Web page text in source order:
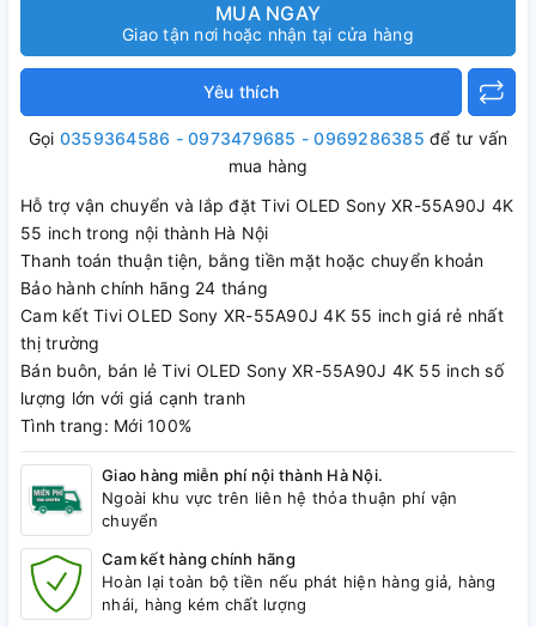
MUA NGAY
Giao tận nơi hoặc nhận tại cửa hàng
Yêu thích
Gọi 0359364586 - 0973479685 - 0969286385 để tư vấn
mua hàng
Hỗ trợ vận chuyển và lắp đặt Tivi OLED Sony XR-55A90J 4K
55 inch trong nội thành Hà Nội
Thanh toán thuận tiện, bằng tiền mặt hoặc chuyển khoản
Bảo hành chính hãng 24 tháng
Cam kết Tivi OLED Sony XR-55A90J 4K 55 inch giá rẻ nhất
thị trường
Bán buôn, bán lẻ Tivi OLED Sony XR-55A90J 4K 55 inch số
lượng lớn với giá cạnh tranh
Tình trang: Mới 100%
Giao hàng miễn phí nội thành Hà Nội.
Ngoài khu vực trên liên hệ thỏa thuận phí vận
chuyển
Cam kết hàng chính hãng
Hoàn lại toàn bộ tiền nếu phát hiện hàng giả, hàng
nhái, hàng kém chất lượng